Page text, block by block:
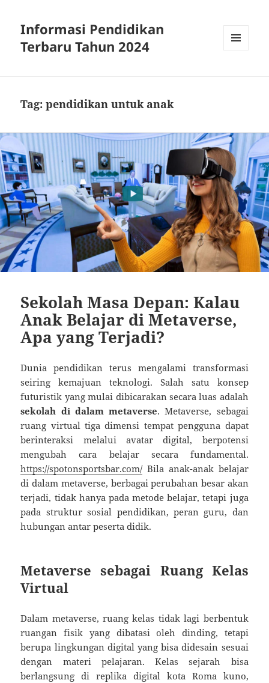
Informasi Pendidikan
Terbaru Tahun 2024
Tag:pendidikan untuk anak
Sekolah Masa Depan: Kalau
Anak Belajar di Metaverse,
Apa yang Terjadi?
Dunia pendidikan terus mengalami transformasi
seiring kemajuan teknologi. Salah satu konsep
futuristik yang mulai dibicarakan secara luas adalah
sekolah di dalam metaverse. Metaverse, sebagai
ruang virtual tiga dimensi tempat pengguna dapat
berinteraksi melalui avatar digital, berpotensi
mengubah cara belajar secara fundamental.
https://spotonsportsbar.com/Bila anak-anak belajar
di dalam metaverse, berbagai perubahan besar akan
terjadi, tidak hanya pada metode belajar, tetapi juga
pada struktur sosial pendidikan, peran guru, dan
hubungan antar peserta didik.
Metaverse sebagai Ruang Kelas
Virtual
Dalam metaverse, ruang kelas tidak lagi berbentuk
ruangan fisik yang dibatasi oleh dinding, tetapi
berupa lingkungan digital yang bisa didesain sesuai
dengan materi pelajaran. Kelas sejarah bisa
berlangsung di replika digital kota Roma kuno,